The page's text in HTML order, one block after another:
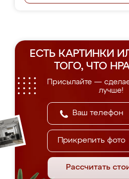
ЕСТЬ КАРТИНКИ
ТОГО, ЧТО
Присылайте —
лучше!
Прикрепить фото
Рассчитать